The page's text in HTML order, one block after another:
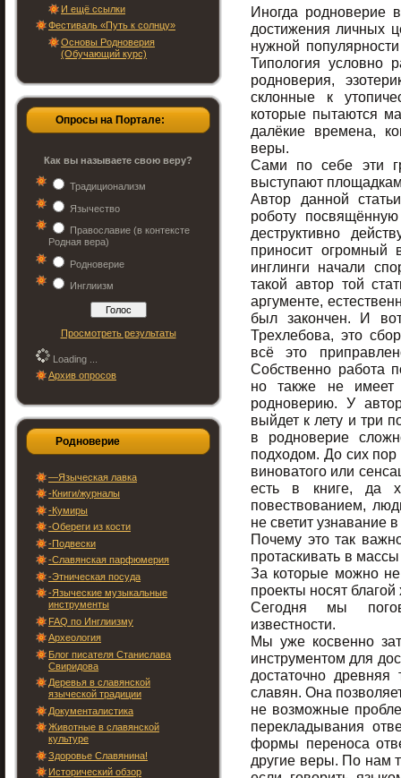
И ещё ссылки
Фестиваль «Путь к солнцу»
Основы Родноверия
(Обучающий курс)
Опросы на Портале:
Как вы называете свою веру?
Традиционализм
Язычество
Православие (в контексте
Родная вера)
Родноверие
Инглиизм
Просмотреть результаты
Loading ...
Архив опросов
Родноверие
—Языческая лавка
-Книги/журналы
-Кумиры
-Обереги из кости
-Подвески
-Славянская парфюмерия
-Этническая посуда
-Языческие музыкальные
инструменты
FAQ по Инглиизму
Археология
Блог писателя Станислава
Свиридова
Деревья в славянской
языческой традиции
Документалистика
Животные в славянской
культуре
Здоровье Славянина!
Исторический обзор
Иногда родноверие
достижения личных
нужной
Типология условно
родноверия,
склонные к
которые пытаются
далёкие времена,
веры.
Сами по себе эти
выступают
Автор данной
роботу
деструктивно
приносит огромный
инглинги начали
такой автор той
аргументе,
был закончен. И
Трехлебова, это
всё это
Собственно работа
но также не имеет
родноверию. У
выйдет к лету и три
в родноверие
подходом. До сих пор
виноватого или
есть в книге, да
повествованием,
не светит узнавание
Почему это так
протаскивать в
За которые можно не
проекты носят благой
Сегодня мы
известности.
Мы уже косвенно
инструментом для
достаточно
славян. Она
не возможные
перекладывания
формы переноса
другие веры. По нам